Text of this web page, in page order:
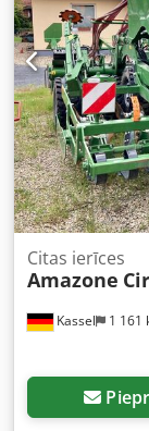
Kassel 1 161
Citas ierīces
Amazone